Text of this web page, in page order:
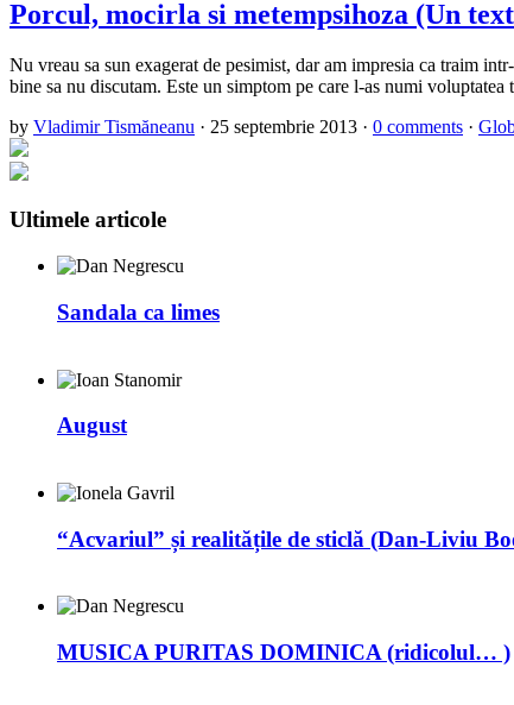
Porcul, mocirla si metempsihoza (Un
Nu vreau sa sun exagerat de pesimist, dar am impresia ca traim
bine sa nu discutam. Este un simptom pe care l-as numi
by Vladimir Tismăneanu · 25 septembrie 2013 · 0 comments ·
Ultimele articole
Sandala ca limes
August
“Acvariul” și realitățile de sticlă (Dan-Liviu
MUSICA PURITAS DOMINICA (ridicolul… )